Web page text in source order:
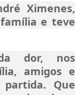
Ximenes,
e teve
dor, nos
amigos e
Que